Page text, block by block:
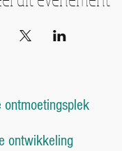
ontmoetingsplek
ontwikkeling